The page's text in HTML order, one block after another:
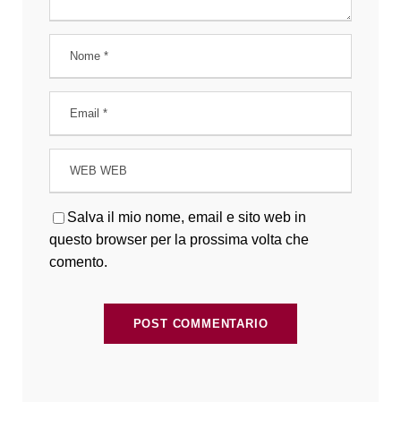
Salva il mio nome, email e sito web in
questo browser per la prossima volta che
comento.